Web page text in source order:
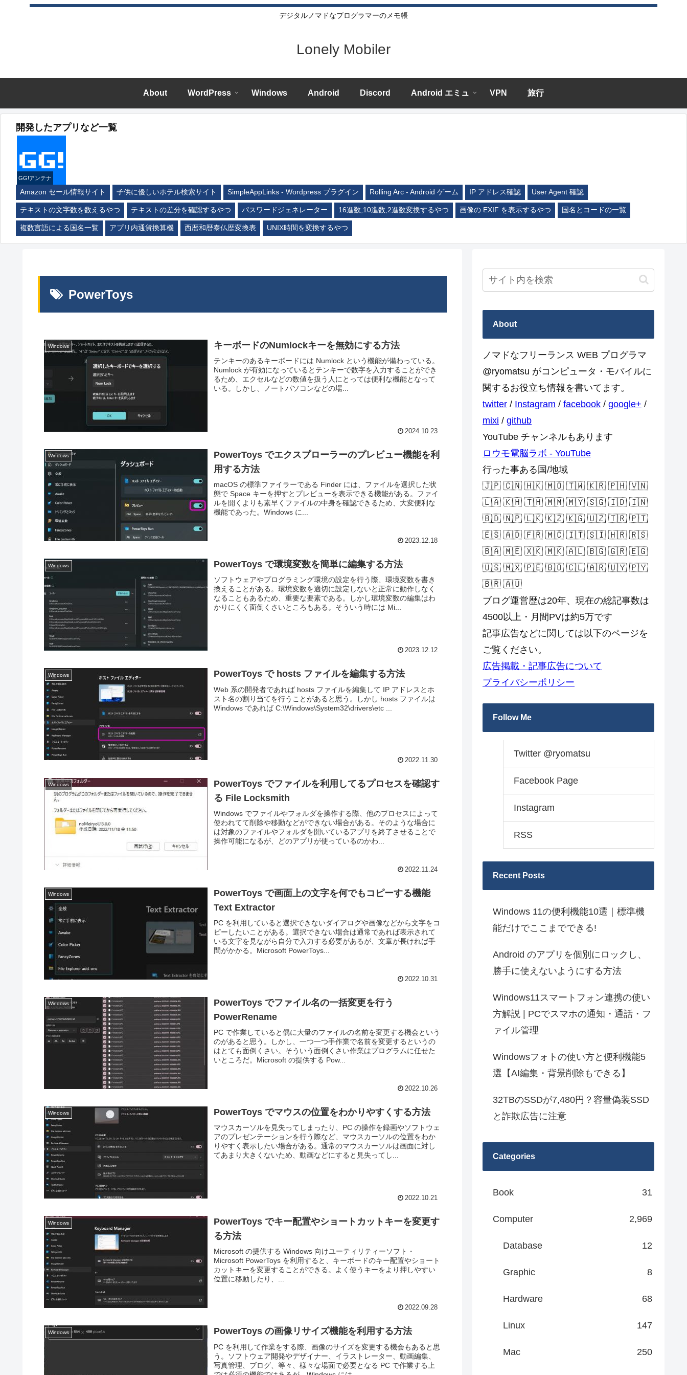
デジタルノマドなプログラマーのメモ帳
Lonely Mobiler
About WordPress Windows Android Discord Android エミュ VPN 旅行
開発したアプリなど一覧
GG!アンテナ
Amazon セール情報サイト 子供に優しいホテル検索サイト SimpleAppLinks - Wordpress プラグイン Rolling Arc - Android ゲーム IP アドレス確認 User Agent 確認
テキストの文字数を数えるやつ テキストの差分を確認するやつ パスワードジェネレーター 16進数,10進数,2進数変換するやつ 画像の EXIF を表示するやつ 国名とコードの一覧
複数言語による国名一覧 アプリ内通貨換算機 西暦和暦泰仏歴変換表 UNIX時間を変換するやつ
PowerToys
Windows キーボードのNumlockキーを無効にする方法
テンキーのあるキーボードには Numlock という機能が備わっている。
Numlock が有効になっているとテンキーで数字を入力することができ
るため、エクセルなどの数値を扱う人にとっては便利な機能となって
いる。しかし、ノートパソコンなどの場...
2024.10.23
Windows
PowerToys でエクスプローラーのプレビュー機能を利
用する方法
macOS の標準ファイラーである Finder には、ファイルを選択した状
態で Space キーを押すとプレビューを表示できる機能がある。ファイ
ルを開くよりも素早くファイルの中身を確認できるため、大変便利な
機能であった。Windows に...
2023.12.18
Windows PowerToys で環境変数を簡単に編集する方法
ソフトウェアやプログラミング環境の設定を行う際、環境変数を書き
換えることがある。環境変数を適切に設定しないと正常に動作しなく
なることもあるため、重要な要素である。しかし環境変数の編集はわ
かりにくく面倒くさいところもある。そういう時には Mi...
2023.12.12
Windows PowerToys で hosts ファイルを編集する方法
Web 系の開発者であれば hosts ファイルを編集して IP アドレスとホ
スト名の割り当てを行うことがあると思う。しかし hosts ファイルは
Windows であれば C:\Windows\System32\drivers\etc ...
2022.11.30
Windows
PowerToys でファイルを利用してるプロセスを確認す
る File Locksmith
Windows でファイルやフォルダを操作する際、他のプロセスによって
使われてて削除や移動などができない場合がある。そのような場合に
は対象のファイルやフォルダを開いているアプリを終了させることで
操作可能になるが、どのアプリが使っているのかわ...
2022.11.24
Windows
PowerToys で画面上の文字を何でもコピーする機能
Text Extractor
PC を利用していると選択できないダイアログや画像などから文字をコ
ピーしたいことがある。選択できない場合は通常であれば表示されて
いる文字を見ながら自分で入力する必要があるが、文章が長ければ手
間がかかる。Microsoft PowerToys...
2022.10.31
Windows
PowerToys でファイル名の一括変更を行う
PowerRename
PC で作業していると偶に大量のファイルの名前を変更する機会という
のがあると思う。しかし、一つ一つ手作業で名前を変更するというの
はとても面倒くさい。そういう面倒くさい作業はプログラムに任せた
いところだ。Microsoft の提供する Pow...
2022.10.26
Windows PowerToys でマウスの位置をわかりやすくする方法
マウスカーソルを見失ってしまったり、PC の操作を録画やソフトウェ
アのプレゼンテーションを行う際など、マウスカーソルの位置をわか
りやすく表示したい場合がある。通常のマウスカーソルは画面に対し
てあまり大きくないため、動画などにすると見失ってし...
2022.10.21
Windows
PowerToys でキー配置やショートカットキーを変更す
る方法
Microsoft の提供する Windows 向けユーティリティーソフト・
Microsoft PowerToys を利用すると、キーボードのキー配置やショート
カットキーを変更することができる。よく使うキーをより押しやすい
位置に移動したり、...
2022.09.28
Windows PowerToys の画像リサイズ機能を利用する方法
PC を利用して作業をする際、画像のサイズを変更する機会もあると思
う。ソフトウェア開発やデザイナー、イラストレーター、動画編集、
写真管理、ブログ、等々、様々な場面で必要となる PC で作業する上
About
ノマドなフリーランス WEB プログラマ
@ryomatsu がコンピュータ・モバイルに
関するお役立ち情報を書いてます。
twitter / Instagram / facebook / google+ /
mixi / github
YouTube チャンネルもあります
ロウモ電脳ラボ - YouTube
行った事ある国/地域
🇯🇵 🇨🇳 🇭🇰 🇲🇴 🇹🇼 🇰🇷 🇵🇭 🇻🇳
🇱🇦 🇰🇭 🇹🇭 🇲🇲 🇲🇾 🇸🇬 🇮🇩 🇮🇳
🇧🇩 🇳🇵 🇱🇰 🇰🇿 🇰🇬 🇺🇿 🇹🇷 🇵🇹
🇪🇸 🇦🇩 🇫🇷 🇲🇨 🇮🇹 🇸🇮 🇭🇷 🇷🇸
🇧🇦 🇲🇪 🇽🇰 🇲🇰 🇦🇱 🇧🇬 🇬🇷 🇪🇬
🇺🇸 🇲🇽 🇵🇪 🇧🇴 🇨🇱 🇦🇷 🇺🇾 🇵🇾
🇧🇷 🇦🇺
ブログ運営歴は20年、現在の総記事数は
4500以上・月間PVは約5万です
記事広告などに関しては以下のページを
ご覧ください。
広告掲載・記事広告について
プライバシーポリシー
Follow Me
Twitter @ryomatsu
Facebook Page
Instagram
RSS
Recent Posts
Windows 11の便利機能10選｜標準機
能だけでここまでできる!
Android のアプリを個別にロックし、
勝手に使えないようにする方法
Windows11スマートフォン連携の使い
方解説 | PCでスマホの通知・通話・フ
ァイル管理
Windowsフォトの使い方と便利機能5
選【AI編集・背景削除もできる】
32TBのSSDが7,480円？容量偽装SSD
と詐欺広告に注意
Categories
Book 31
Computer 2,969
Database 12
Graphic 8
Hardware 68
Linux 147
Mac 250